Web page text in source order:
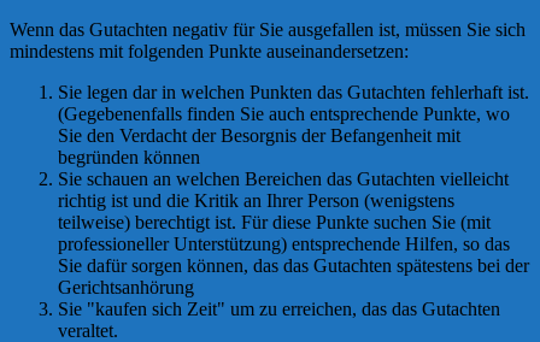
Wenn das Gutachten negativ für Sie ausgefallen ist, müssen Sie sich
mindestens mit folgenden Punkte auseinandersetzen:
Sie legen dar in welchen Punkten das Gutachten fehlerhaft ist.
(Gegebenenfalls finden Sie auch entsprechende Punkte, wo
Sie den Verdacht der Besorgnis der Befangenheit mit
begründen können
Sie schauen an welchen Bereichen das Gutachten vielleicht
richtig ist und die Kritik an Ihrer Person (wenigstens
teilweise) berechtigt ist. Für diese Punkte suchen Sie (mit
professioneller Unterstützung) entsprechende Hilfen, so das
Sie dafür sorgen können, das das Gutachten spätestens bei der
Gerichtsanhörung
Sie "kaufen sich Zeit" um zu erreichen, das das Gutachten
veraltet.